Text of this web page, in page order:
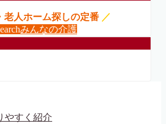
老人ホーム探しの定番 ／
みんなの介護
やすく紹介